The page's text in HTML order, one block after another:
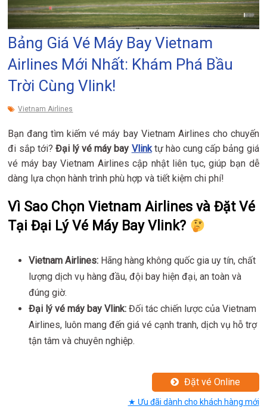
Bảng Giá Vé Máy Bay Vietnam
Airlines Mới Nhất: Khám Phá Bầu
Trời Cùng Vlink!
Vietnam Airlines
Bạn đang tìm kiếm vé máy bay Vietnam Airlines cho chuyến
đi sắp tới? Đại lý vé máy bay Vlinktự hào cung cấp bảng giá
vé máy bay Vietnam Airlines cập nhật liên tục, giúp bạn dễ
dàng lựa chọn hành trình phù hợp và tiết kiệm chi phí!
Vì Sao Chọn Vietnam Airlines và Đặt Vé
Tại Đại Lý Vé Máy Bay Vlink?
Vietnam Airlines: Hãng hàng không quốc gia uy tín, chất
lượng dịch vụ hàng đầu, đội bay hiện đại, an toàn và
đúng giờ.
Đại lý vé máy bay Vlink: Đối tác chiến lược của Vietnam
Airlines, luôn mang đến giá vé cạnh tranh, dịch vụ hỗ trợ
tận tâm và chuyên nghiệp.
Đặt vé Online
★ Ưu đãi dành cho khách hàng mới